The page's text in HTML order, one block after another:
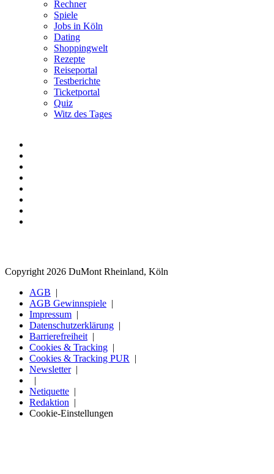
Rechner
Spiele
Jobs in Köln
Dating
Shoppingwelt
Rezepte
Reiseportal
Testberichte
Ticketportal
Quiz
Witz des Tages
Copyright 2026 DuMont Rheinland, Köln
AGB
AGB Gewinnspiele
Impressum
Datenschutzerklärung
Barrierefreiheit
Cookies & Tracking
Cookies & Tracking PUR
Newsletter
Netiquette
Redaktion
Cookie-Einstellungen